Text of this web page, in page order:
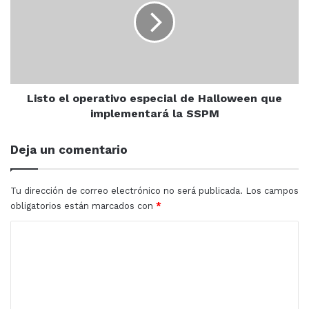
la
SSPMListo el operativo especial de Halloween que
implementará la SSPM
Deja un comentario
Tu dirección de correo electrónico no será publicada. Los campos
obligatorios están marcados con *